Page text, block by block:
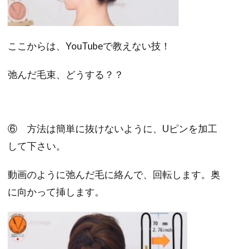
ここからは、YouTubeで教えない技！
弛んだ毛束、どうする？？
⑥ 方法は簡単に抜けないように、Uピンを加工
して下さい。
動画のように弛んだ毛に絡んで、回転します。奥
に向かって挿します。